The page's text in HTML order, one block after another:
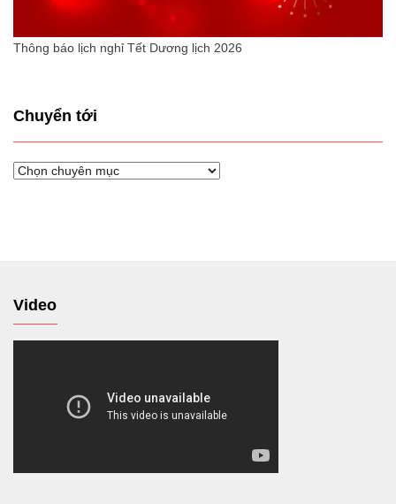
Thông báo lịch nghỉ Tết Dương lịch 2026
Chuyển tới
Chuyển
Video